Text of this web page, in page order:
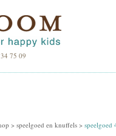
75 09
>speelgoed en knuffels > speelgoed